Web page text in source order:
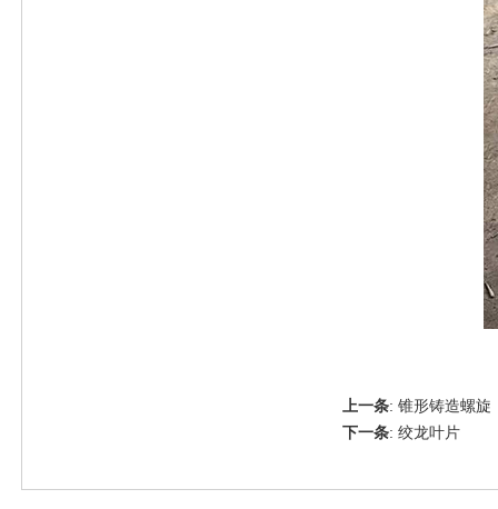
上一条: 锥形铸造螺旋
下一条: 绞龙叶片